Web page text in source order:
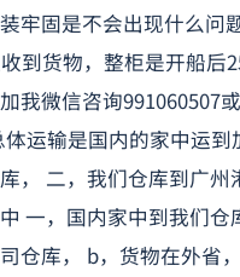
牢固是不会出现什么问
到货物，整柜是开船后
我微信咨询991060507
运输是国内的家中运
， 二，我们仓库到广州
一，国内家中到我们
仓库， b，货物在外省